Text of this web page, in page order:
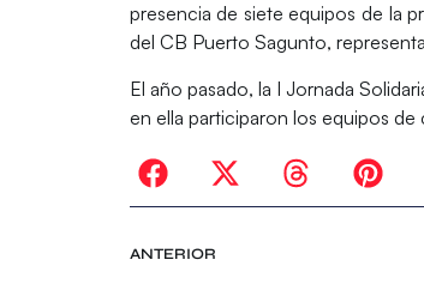
presencia de siete equipos de la
del CB Puerto Sagunto,
El año pasado, la I Jornada
en ella participaron los equipos
ANTERIOR